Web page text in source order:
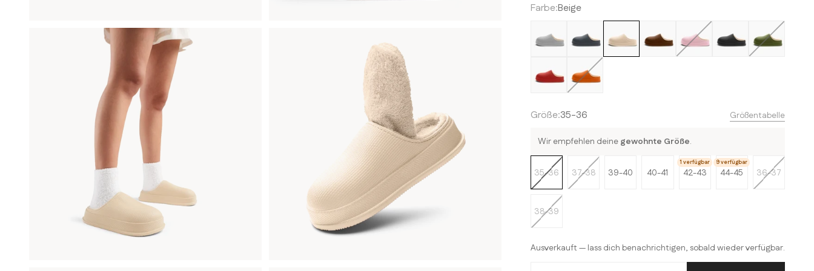
Farbe:Beige
Orange
Größe:35-36 Größentabelle
Wir empfehlen deine gewohnte Größe.
35-36 37-38 39-40 40-41 42-43
1 verfügbar
44-45
9 verfügbar
36-37
38-39
Ausverkauft — lass dich benachrichtigen, sobald wieder verfügbar.